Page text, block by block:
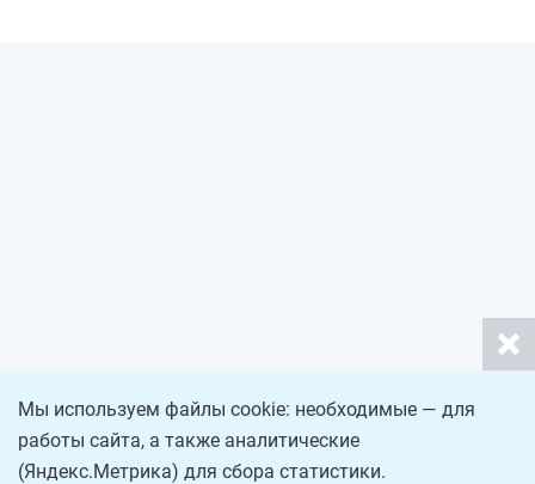
Мы используем файлы cookie: необходимые — для
работы сайта, а также аналитические
(Яндекс.Метрика) для сбора статистики.